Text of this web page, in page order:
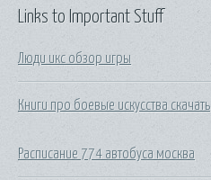
Links to Important Stuff
Люди икс обзор игры
Книги про боевые искусства скачать
Расписание 774 автобуса москва